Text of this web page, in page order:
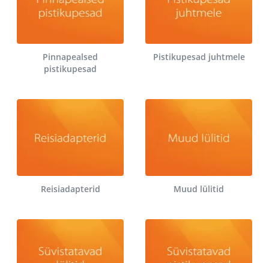
Pinnapealsed
pistikupesad
Pistikupesad juhtmele
Reisiadapterid Muud lülitid